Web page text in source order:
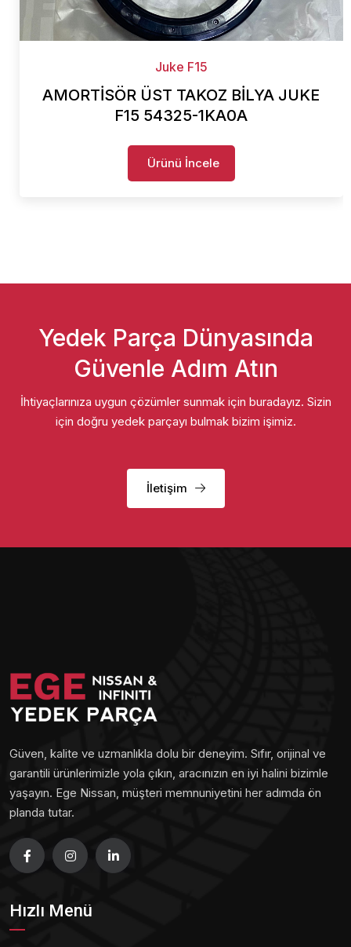
Juke F15
AMORTİSÖR ÜST TAKOZ BİLYA JUKE
F15 54325-1KA0A
Ürünü İncele
Yedek Parça Dünyasında
Güvenle Adım Atın
İhtiyaçlarınıza uygun çözümler sunmak için buradayız. Sizin
için doğru yedek parçayı bulmak bizim işimiz.
İletişim
Güven, kalite ve uzmanlıkla dolu bir deneyim. Sıfır, orijinal ve
garantili ürünlerimizle yola çıkın, aracınızın en iyi halini bizimle
yaşayın. Ege Nissan, müşteri memnuniyetini her adımda ön
planda tutar.
Hızlı Menü